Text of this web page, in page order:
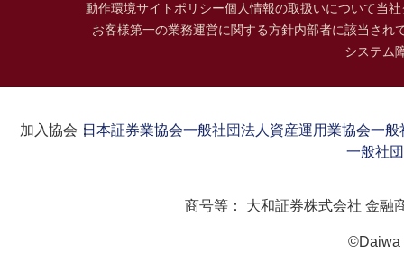
動作環境サイトポリシー個人情報の取扱いについて当
お客様第一の業務運営に関する方針内部者に該当され
システム
加入協会：日本証券業協会一般社団法人資産運用業協会一般
一般社
商号等： 大和証券株式会社 金融
©Daiwa